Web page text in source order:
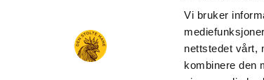
Vi bruker
nettstedet vårt,
kombinere den